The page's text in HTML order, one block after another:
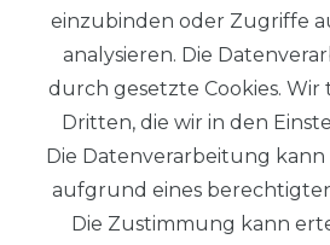
einzubinden oder Zugriffe
analysieren. Die
durch gesetzte Cookies. Wir
Dritten, die wir in den
Die Datenverarbeitung
aufgrund eines
Die Zustimmung kann
Daten­schutz­
erklärung